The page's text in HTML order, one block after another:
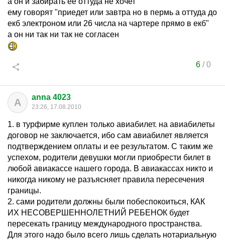
ему говорят "приедет или завтра но в пермь а оттуда до
екб электроном или 26 числа на чартере прямо в екб"
а он ни так ни так не согласен
6/0
A anna 4023
23:26, 17.08.2010
1. в турфирме куплен только авиабилет. на авиабилеты
договор не заключается, ибо сам авиабилет является
подтверждением оплаты и ее результатом. С таким же
успехом, родители девушки могли приобрести билет в
любой авиакассе нашего города. В авиакассах никто и
никогда никому не разъясняет правила пересечения
границы.
2. сами родители должны были побеспокоиться, КАК
ИХ НЕСОВЕРШЕННОЛЕТНИЙ РЕБЕНОК будет
пересекать границу международного пространства.
Для этого надо было всего лишь сделать нотариальную